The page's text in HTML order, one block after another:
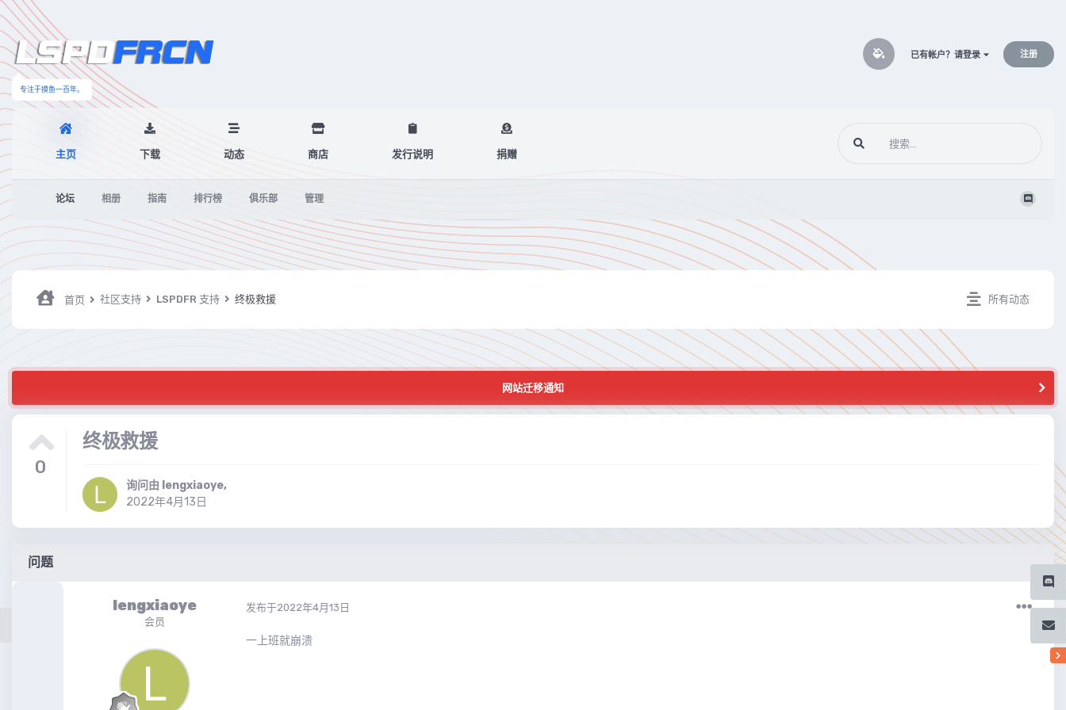
专注于摸鱼一百年。
已有帐户？请登录 注册
主页
论坛 相册 指南 排行榜 俱乐部 管理
下载 动态 商店 发行说明 捐赠
所有动态
首页 社区支持 LSPDFR 支持 终极救援
网站迁移通知
0
终极救援
询问由 lengxiaoye,
2022年4月13日
问题
lengxiaoye
会员
发布于2022年4月13日
一上班就崩溃